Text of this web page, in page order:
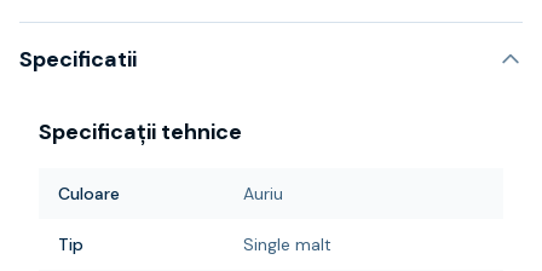
Specificatii
Specificații tehnice
Culoare Auriu
Tip Single malt